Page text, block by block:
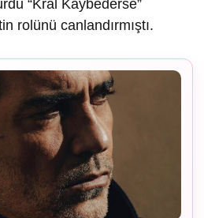
“Kral Kaybederse”
rolünü canlandırmıştı.